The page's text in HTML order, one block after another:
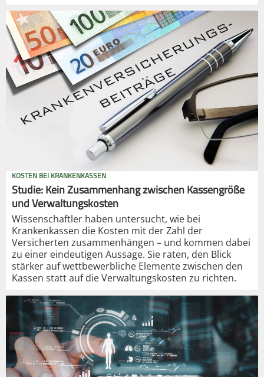
KOSTEN BEI KRANKENKASSEN
Studie: Kein Zusammenhang zwischen Kassengröße
und Verwaltungskosten
Wissenschaftler haben untersucht, wie bei
Krankenkassen die Kosten mit der Zahl der
Versicherten zusammenhängen – und kommen dabei
zu einer eindeutigen Aussage. Sie raten, den Blick
stärker auf wettbewerbliche Elemente zwischen den
Kassen statt auf die Verwaltungskosten zu richten.